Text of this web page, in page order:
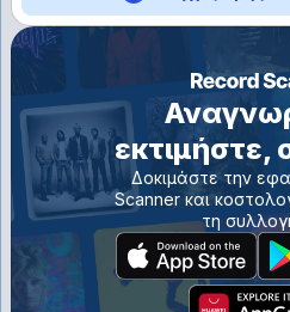
εκτιμήστε,
Δοκιμάστε την
Scanner και
τη